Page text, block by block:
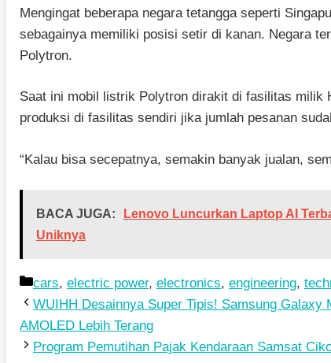
Mengingat beberapa negara tetangga seperti
sebagainya memiliki posisi setir di kanan. Negara
Polytron.
Saat ini mobil listrik Polytron dirakit di fasilitas milik
produksi di fasilitas sendiri jika jumlah pesanan
“Kalau bisa secepatnya, semakin banyak jualan,
BACA JUGA:
Lenovo Luncurkan Laptop AI
Uniknya
Kategori
cars, electric power, electronics, engineering,
WUIHH Desainnya Super Tipis! Samsung Galaxy
AMOLED Lebih Terang
Program Pemutihan Pajak Kendaraan Samsat